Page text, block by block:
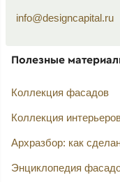
info@designcapital.ru
Полезные
Коллекция фасадов
Коллекция
Архразбор: как
Энциклопедия